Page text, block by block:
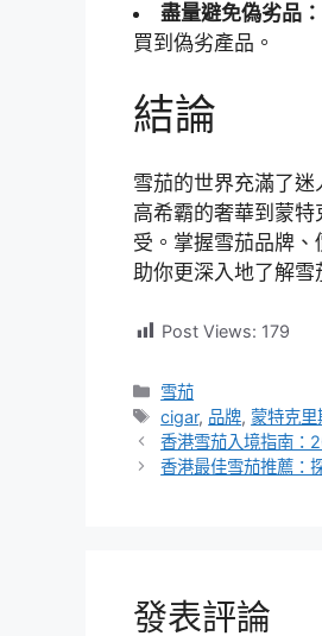
盡量避免偽劣品：
買到偽劣產品。
結論
雪茄的世界充滿了
高希霸的奢華到蒙
受。掌握雪茄品牌
助你更深入地了解雪
Post Views: 179
分
類
雪茄
標
籤
cigar, 品牌, 蒙特克里
香港雪茄入境指南：
香港最佳雪茄推薦：
發表評論